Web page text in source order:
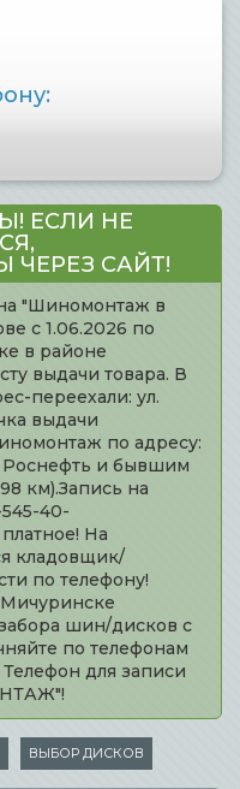
ЕСЛИ НЕ
ЧЕРЕЗ САЙТ!
"Шиномонтаж в
с 1.06.2026 по
в районе
выдачи товара. В
переехали: ул.
выдачи
по адресу:
и бывшим
км).Запись на
40-
На
кладовщик/
по телефону!
шин/дисков с
по телефонам
для записи
ВЫБОР ДИСКОВ